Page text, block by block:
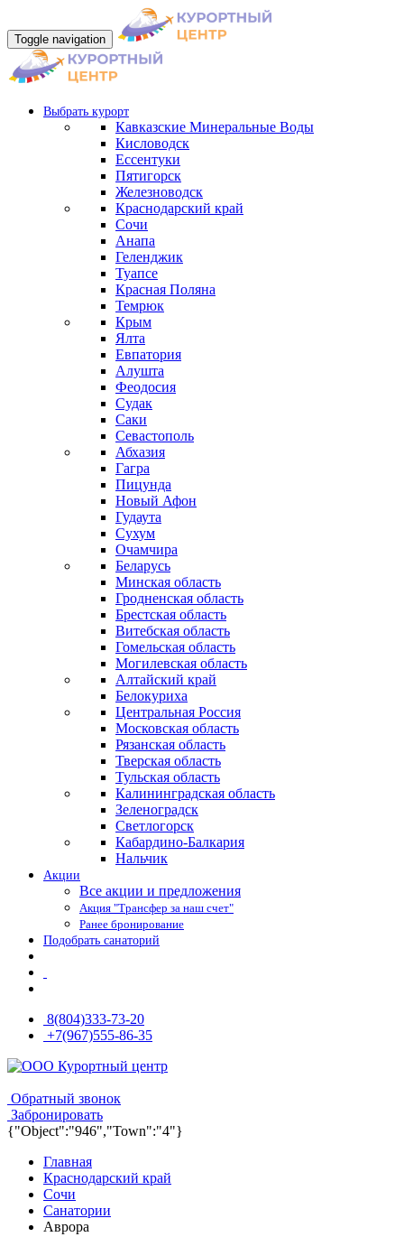
Toggle navigation
Выбрать курорт
Кавказские Минеральные Воды
Кисловодск
Ессентуки
Пятигорск
Железноводск
Краснодарский край
Сочи
Анапа
Геленджик
Туапсе
Красная Поляна
Темрюк
Крым
Ялта
Евпатория
Алушта
Феодосия
Судак
Саки
Севастополь
Абхазия
Гагра
Пицунда
Новый Афон
Гудаута
Сухум
Очамчира
Беларусь
Минская область
Гродненская область
Брестская область
Витебская область
Гомельская область
Могилевская область
Алтайский край
Белокуриха
Центральная Россия
Московская область
Рязанская область
Тверская область
Тульская область
Калининградская область
Зеленоградск
Светлогорск
Кабардино-Балкария
Нальчик
Акции
Все акции и предложения
Акция "Трансфер за наш счет"
Ранее бронирование
Подобрать санаторий
8(804)333-73-20
+7(967)555-86-35
Обратный звонок
Забронировать
{"Object":"946","Town":"4"}
Главная
Краснодарский край
Сочи
Санатории
Аврора